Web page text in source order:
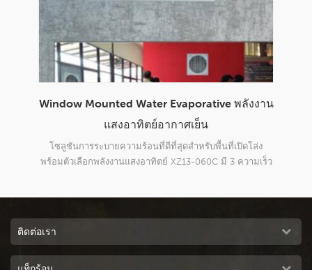
โรงงานอุตสาหกรรมแบบพกพาใช้ 18000m3h
ระยะไกลอากาศเย็นแบบระเหย
แรงดันคงที่สูง, ระยะการครอบคลุมที่ยาวนาน พัดลมแบบแรง
เหวี่ยงโลหะ, เสียงต่ำ ฟังก์ชั่นควบคุมอุณหภูมิและความชื้น
ติดต่อเรา